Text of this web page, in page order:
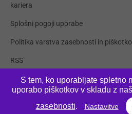
kariera
Splošni pogoji uporabe
Politika varstva zasebnosti in
RSS
Piškotki
S tem, ko uporabljate spletno
uporabo piškotkov v skladu z
zasebnosti. Nastavitve